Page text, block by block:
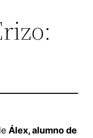
Álex, alumno de